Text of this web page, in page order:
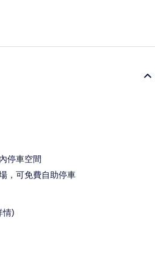
停車空間
，可免費自助停車
情)